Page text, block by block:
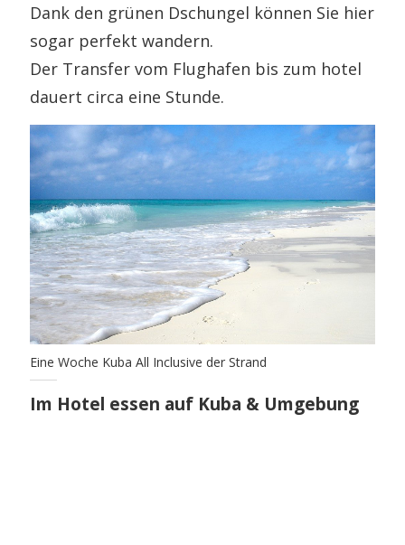
Dank den grünen Dschungel können Sie hier
sogar perfekt wandern.
Der Transfer vom Flughafen bis zum hotel
dauert circa eine Stunde.
Eine Woche Kuba All Inclusive der Strand
Im Hotel essen auf Kuba & Umgebung